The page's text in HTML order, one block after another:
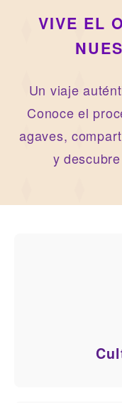
VIVE EL
Un viaje
Conoce el
agaves,
y